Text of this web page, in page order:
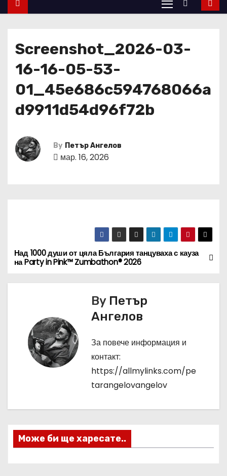
Screenshot_2026-03-
16-16-05-53-
01_45e686c594768066a
d9911d54d96f72b
By Петър Ангелов
мар. 16, 2026
Н
а
и
я
Над 1000 души от цяла България танцуваха с кауза
на Party in Pink™ Zumbathon® 2026
By Петър
Ангелов
За повече информация и
контакт:
https://allmylinks.com/pe
tarangelovangelov
Може би ще харесате..